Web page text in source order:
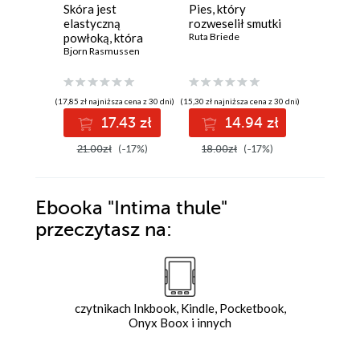
Skóra jest
elastyczną
powłoką, która
otacza całe ciało
Bjorn Rasmussen
(17,85 zł najniższa cena z 30 dni)
17.43 zł
21.00zł (-17%)
Pies, który
rozweselił smutki
Ruta Briede
(15,30 zł najniższa cena z 30 dni)
14.94 zł
18.00zł (-17%)
Ebooka "Intima thule"
przeczytasz na:
czytnikach Inkbook, Kindle, Pocketbook,
Onyx Boox i innych